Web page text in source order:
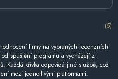
(5)
firmy na vybraných recenzních
spuštění programu a vycházejí z
Každá křivka odpovídá jiné službě, což
mezi jednotlivými platformami.